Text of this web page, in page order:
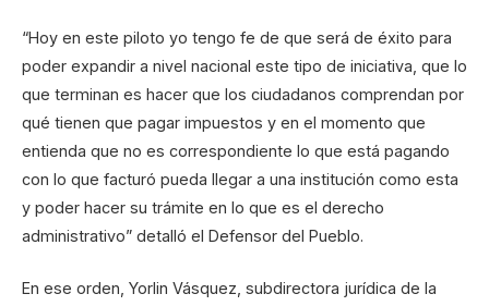
“Hoy en este piloto yo tengo fe de que será de éxito para
poder expandir a nivel nacional este tipo de iniciativa, que lo
que terminan es hacer que los ciudadanos comprendan por
qué tienen que pagar impuestos y en el momento que
entienda que no es correspondiente lo que está pagando
con lo que facturó pueda llegar a una institución como esta
y poder hacer su trámite en lo que es el derecho
administrativo” detalló el Defensor del Pueblo.
En ese orden, Yorlin Vásquez, subdirectora jurídica de la